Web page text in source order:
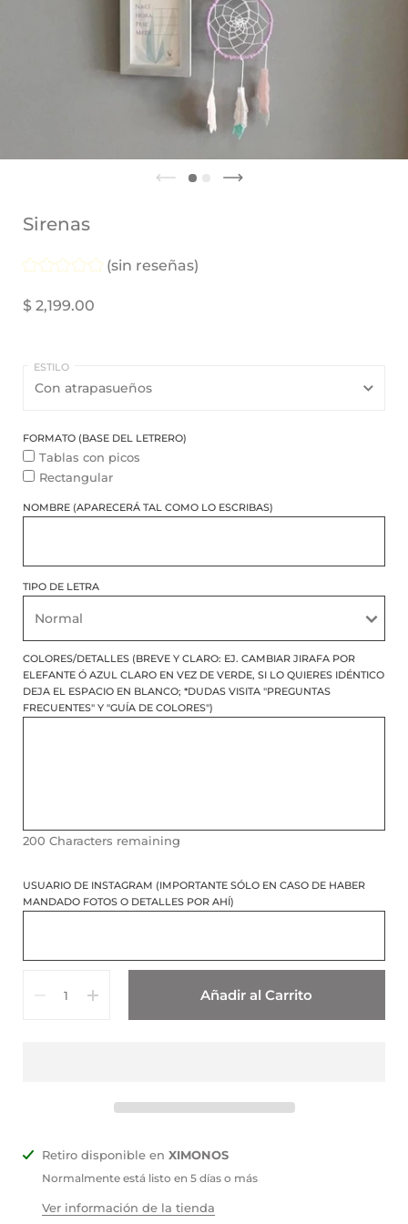
Sirenas
(sin reseñas)
$ 2,199.00
ESTILO
FORMATO (BASE DEL LETRERO)
del
Tablas con picos
Rectangular
NOMBRE (APARECERÁ TAL COMO LO ESCRIBAS)
TIPO DE LETRA
COLORES/DETALLES (BREVE Y CLARO: EJ. CAMBIAR JIRAFA POR
ELEFANTE Ó AZUL CLARO EN VEZ DE VERDE, SI LO QUIERES IDÉNTICO
DEJA EL ESPACIO EN BLANCO; *DUDAS VISITA "PREGUNTAS
FRECUENTES" Y "GUÍA DE COLORES")
200 Characters remaining
USUARIO DE INSTAGRAM (IMPORTANTE SÓLO EN CASO DE HABER
MANDADO FOTOS O DETALLES POR AHÍ)
Añadir al Carrito
Retiro disponible en XIMONOS
Normalmente está listo en 5 días o más
Ver información de la tienda